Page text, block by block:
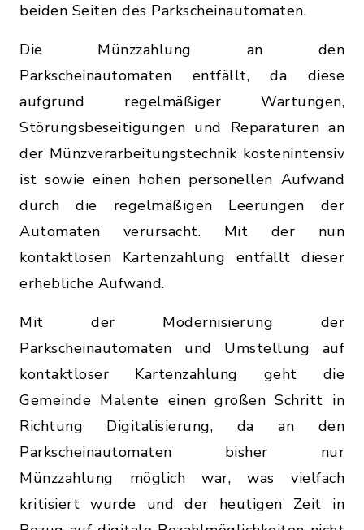
beiden Seiten des Parkscheinautomaten.
Die Münzzahlung an den
Parkscheinautomaten entfällt, da diese
aufgrund regelmäßiger Wartungen,
Störungsbeseitigungen und Reparaturen an
der Münzverarbeitungstechnik kostenintensiv
ist sowie einen hohen personellen Aufwand
durch die regelmäßigen Leerungen der
Automaten verursacht. Mit der nun
kontaktlosen Kartenzahlung entfällt dieser
erhebliche Aufwand.
Mit der Modernisierung der
Parkscheinautomaten und Umstellung auf
kontaktloser Kartenzahlung geht die
Gemeinde Malente einen großen Schritt in
Richtung Digitalisierung, da an den
Parkscheinautomaten bisher nur
Münzzahlung möglich war, was vielfach
kritisiert wurde und der heutigen Zeit in